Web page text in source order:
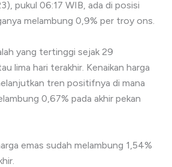
pukul 06:17 WIB, ada di posisi
melambung 0,9% per troy ons.
yang tertinggi sejak 29
lima hari terakhir. Kenaikan harga
tren positifnya di mana
0,67% pada akhir pekan
emas sudah melambung 1,54%